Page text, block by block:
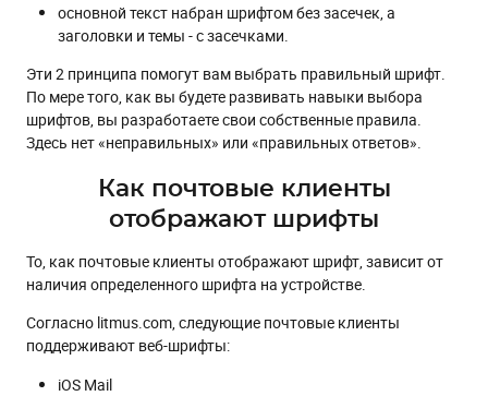
основной текст набран шрифтом без засечек, а
заголовки и темы - с засечками.
Эти 2 принципа помогут вам выбрать правильный шрифт.
По мере того, как вы будете развивать навыки выбора
шрифтов, вы разработаете свои собственные правила.
Здесь нет «неправильных» или «правильных ответов».
Как почтовые клиенты
отображают шрифты
То, как почтовые клиенты отображают шрифт, зависит от
наличия определенного шрифта на устройстве.
Согласно litmus.com, следующие почтовые клиенты
поддерживают веб-шрифты:
iOS Mail